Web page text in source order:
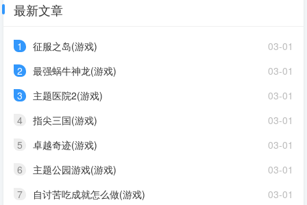
最新文章
03-01
1
征服之岛(游戏)
03-01
2
最强蜗牛神龙(游戏)
03-01
3
主题医院2(游戏)
03-01
4
指尖三国(游戏)
03-01
5
卓越奇迹(游戏)
03-01
6
主题公园游戏(游戏)
03-01
7
自讨苦吃成就怎么做(游戏)